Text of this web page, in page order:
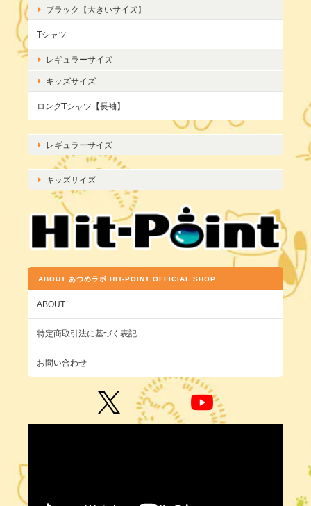
ブラック【大きいサイズ】
Tシャツ
レギュラーサイズ
キッズサイズ
ロングTシャツ【長袖】
レギュラーサイズ
キッズサイズ
ABOUT あつめラボ HIT-POINT OFFICIAL SHOP
ABOUT
特定商取引法に基づく表記
お問い合わせ